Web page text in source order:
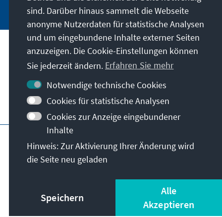
Anschrift
Kontakt
Besuchen Sie auch
Hauptseite der KAS
Nutzungsbedingungen
Erklärung zur Barrierefreiheit
© Konrad-Adenauer-Stiftung e.V. 2026
sind. Darüber hinaus sammelt die Webseite
anonyme Nutzerdaten für statistische Analysen
und um eingebundene Inhalte externer Seiten
anzuzeigen. Die Cookie-Einstellungen können
Sie jederzeit ändern. Erfahren Sie mehr
Notwendige technische Cookies
Cookies für statistische Analysen
Cookies zur Anzeige eingebundener
Inhalte
Hinweis: Zur Aktivierung Ihrer Änderung wird
die Seite neu geladen
Speichern
Alle
Akzeptieren